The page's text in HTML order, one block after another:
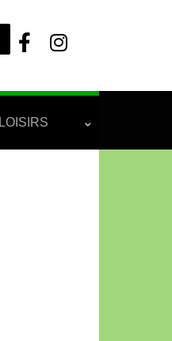
LOISIRS